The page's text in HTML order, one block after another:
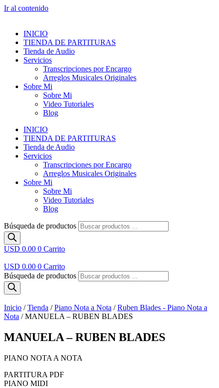
Ir al contenido
INICIO
TIENDA DE PARTITURAS
Tienda de Audio
Servicios
Transcripciones por Encargo
Arreglos Musicales Originales
Sobre Mi
Sobre Mi
Video Tutoriales
Blog
INICIO
TIENDA DE PARTITURAS
Tienda de Audio
Servicios
Transcripciones por Encargo
Arreglos Musicales Originales
Sobre Mi
Sobre Mi
Video Tutoriales
Blog
Búsqueda de productos
USD 0.00 0 Carrito
USD 0.00 0 Carrito
Búsqueda de productos
Inicio /Tienda /Piano Nota a Nota /Ruben Blades - Piano Nota a
Nota / MANUELA – RUBEN BLADES
MANUELA – RUBEN BLADES
PIANO NOTA A NOTA
PARTITURA PDF
PIANO MIDI